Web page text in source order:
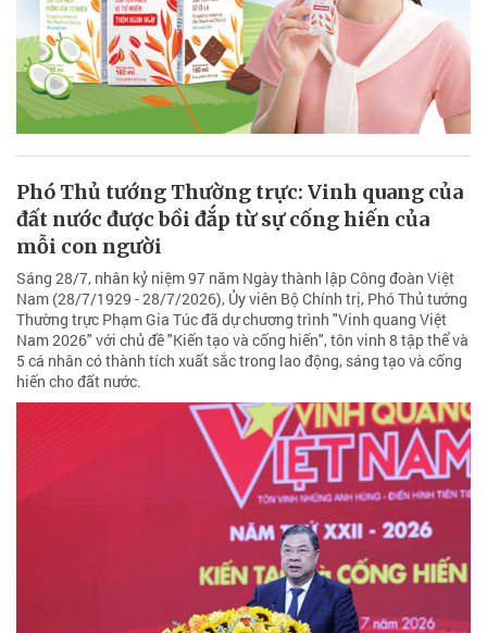
Phó Thủ tướng Thường trực: Vinh quang của
đất nước được bồi đắp từ sự cống hiến của
mỗi con người
Sáng 28/7, nhân kỷ niệm 97 năm Ngày thành lập Công đoàn Việt
Nam (28/7/1929 - 28/7/2026), Ủy viên Bộ Chính trị, Phó Thủ tướng
Thường trực Phạm Gia Túc đã dự chương trình "Vinh quang Việt
Nam 2026" với chủ đề "Kiến tạo và cống hiến", tôn vinh 8 tập thể và
5 cá nhân có thành tích xuất sắc trong lao động, sáng tạo và cống
hiến cho đất nước.